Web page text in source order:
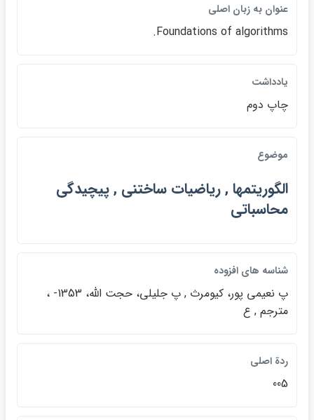
عنوان به زبان اصلي
Foundations of algorithms.
يادداشت
چاپ دوم
موضوع
الگوريتمها , رياضيات ساختني , پيچيدگي
محاسباتي
شناسه هاي افزوده
پ نعيمي پور، كيومرث , پ جليلي، حجت الله، 1353- ،
مترجم , ع
ردة اصلي
005